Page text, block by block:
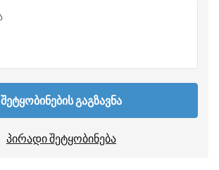
შეტყობინების გაგზავნა
პირადი შეტყობინება